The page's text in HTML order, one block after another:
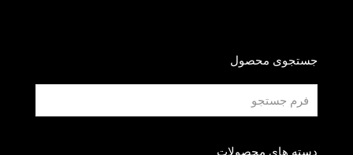
جستجوی محصول
دسته های محصولات